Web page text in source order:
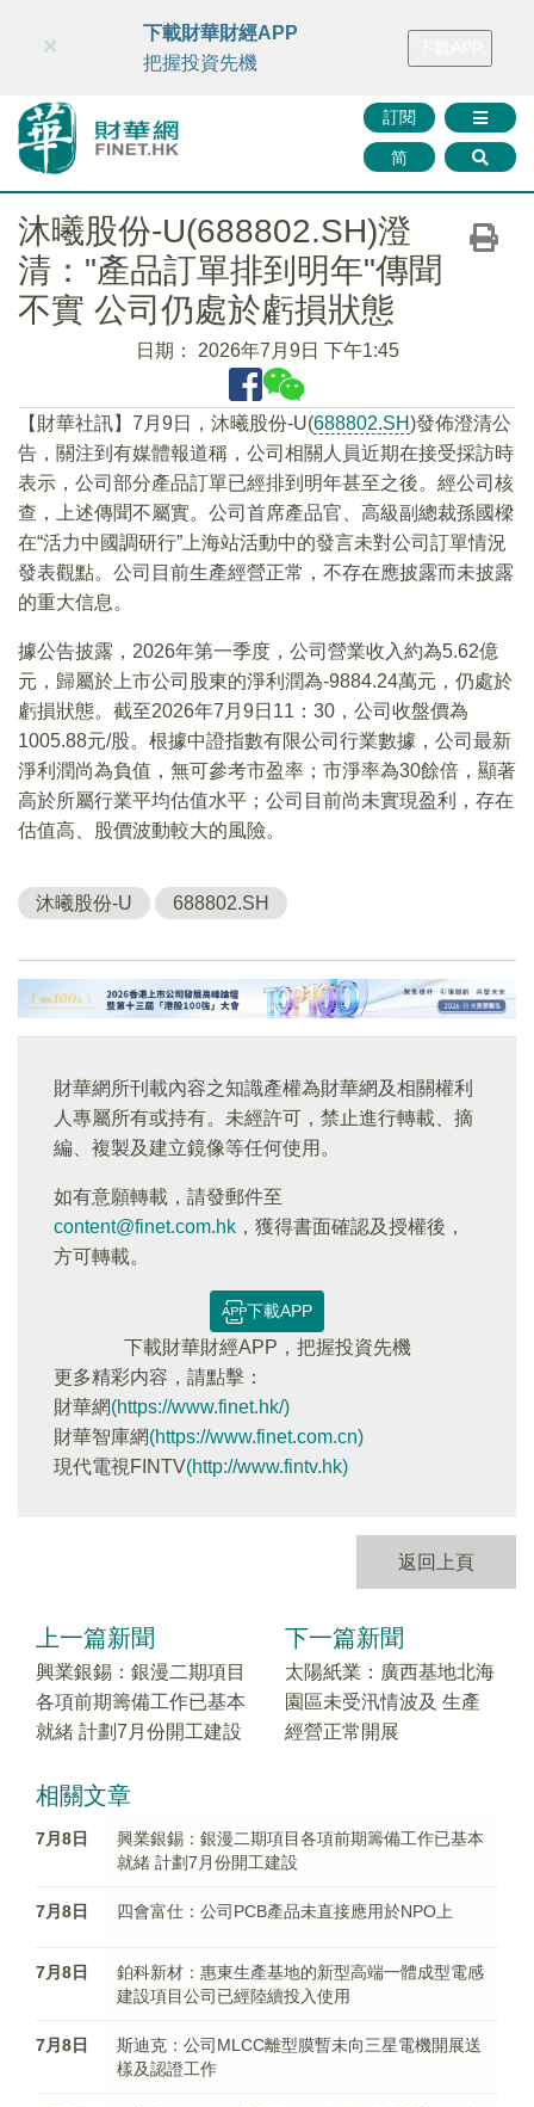
財華智庫網 FINTV FINMETA 財華證券 媒體矩陣
訂閱
简
×
下載財華財經APP
把握投資先機
沐曦股份-U(688802.SH)澄
清："產品訂單排到明年"傳聞
不實 公司仍處於虧損狀態
日期： 2026年7月9日 下午1:45
【財華社訊】7月9日，沐曦股份-U(688802.SH)發佈澄清公
告，關注到有媒體報道稱，公司相關人員近期在接受採訪時
表示，公司部分產品訂單已經排到明年甚至之後。經公司核
查，上述傳聞不屬實。公司首席產品官、高級副總裁孫國樑
在“活力中國調研行”上海站活動中的發言未對公司訂單情況
發表觀點。公司目前生產經營正常，不存在應披露而未披露
的重大信息。
據公告披露，2026年第一季度，公司營業收入約為5.62億
元，歸屬於上市公司股東的淨利潤為-9884.24萬元，仍處於
虧損狀態。截至2026年7月9日11：30，公司收盤價為
1005.88元/股。根據中證指數有限公司行業數據，公司最新
淨利潤尚為負值，無可參考市盈率；市淨率為30餘倍，顯著
高於所屬行業平均估值水平；公司目前尚未實現盈利，存在
估值高、股價波動較大的風險。
沐曦股份-U 688802.SH
財華網所刊載內容之知識產權為財華網及相關權利
人專屬所有或持有。未經許可，禁止進行轉載、摘
編、複製及建立鏡像等任何使用。
如有意願轉載，請發郵件至
content@finet.com.hk ，獲得書面確認及授權後，
方可轉載。
下載APP
下載財華財經APP，把握投資先機
更多精彩内容，請點擊：
財華網(https://www.finet.hk/)
財華智庫網(https://www.finet.com.cn)
現代電視FINTV(http://www.fintv.hk)
返回上頁
上一篇新聞
興業銀錫：銀漫二期項目
各項前期籌備工作已基本
就緒 計劃7月份開工建設
下一篇新聞
太陽紙業：廣西基地北海
園區未受汛情波及 生產
經營正常開展
相關文章
7月8日
興業銀錫：銀漫二期項目各項前期籌備工作已基本
就緒 計劃7月份開工建設
7月8日 四會富仕：公司PCB產品未直接應用於NPO上
7月8日
鉑科新材：惠東生產基地的新型高端一體成型電感
建設項目公司已經陸續投入使用
7月8日
斯迪克：公司MLCC離型膜暫未向三星電機開展送
樣及認證工作